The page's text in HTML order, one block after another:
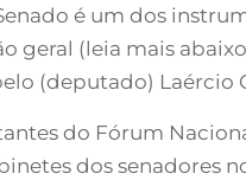
é um dos
geral (leia mais
(deputado) Laércio
do Fórum
dos senadores